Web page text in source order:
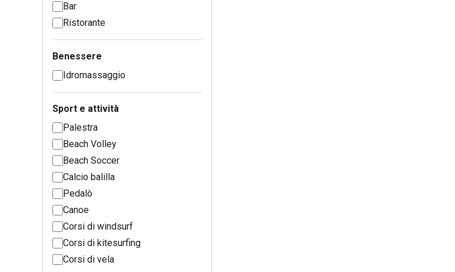
Bar
Ristorante
Benessere
Idromassaggio
Sport e attività
Palestra
Beach Volley
Beach Soccer
Calcio balilla
Pedalò
Canoe
Corsi di windsurf
Corsi di kitesurfing
Corsi di vela